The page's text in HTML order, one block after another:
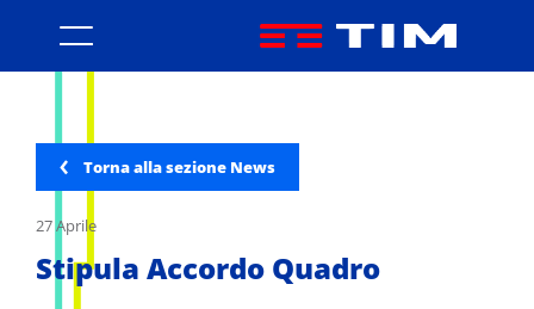
Stipula Accordo Quadro -
Torna alla sezione News
27 Aprile
Stipula Accordo Quadro